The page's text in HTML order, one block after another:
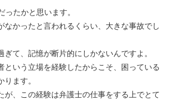
ったかと思います。
なかったと言われるくらい、大きな事故でし
て、記憶が断片的にしかないんですよ。
という立場を経験したからこそ、困っている
ます。
が、この経験は弁護士の仕事をする上でとて